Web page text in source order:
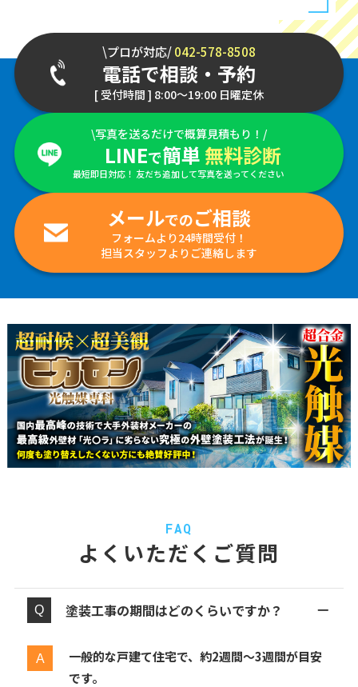
\プロが対応/042-578-8508
電話で相談・予約
[ 受付時間 ] 8:00～19:00 日曜定休
\写真を送るだけで概算見積もり！/
LINEで簡単 無料診断
最短即日対応！ 友だち追加して写真を送ってください
メールでのご相談
フォームより24時間受付！
担当スタッフよりご連絡します
FAQ
よくいただくご質問
塗装工事の期間はどのくらいですか？
一般的な戸建て住宅で、約2週間〜3週間が目安
です。